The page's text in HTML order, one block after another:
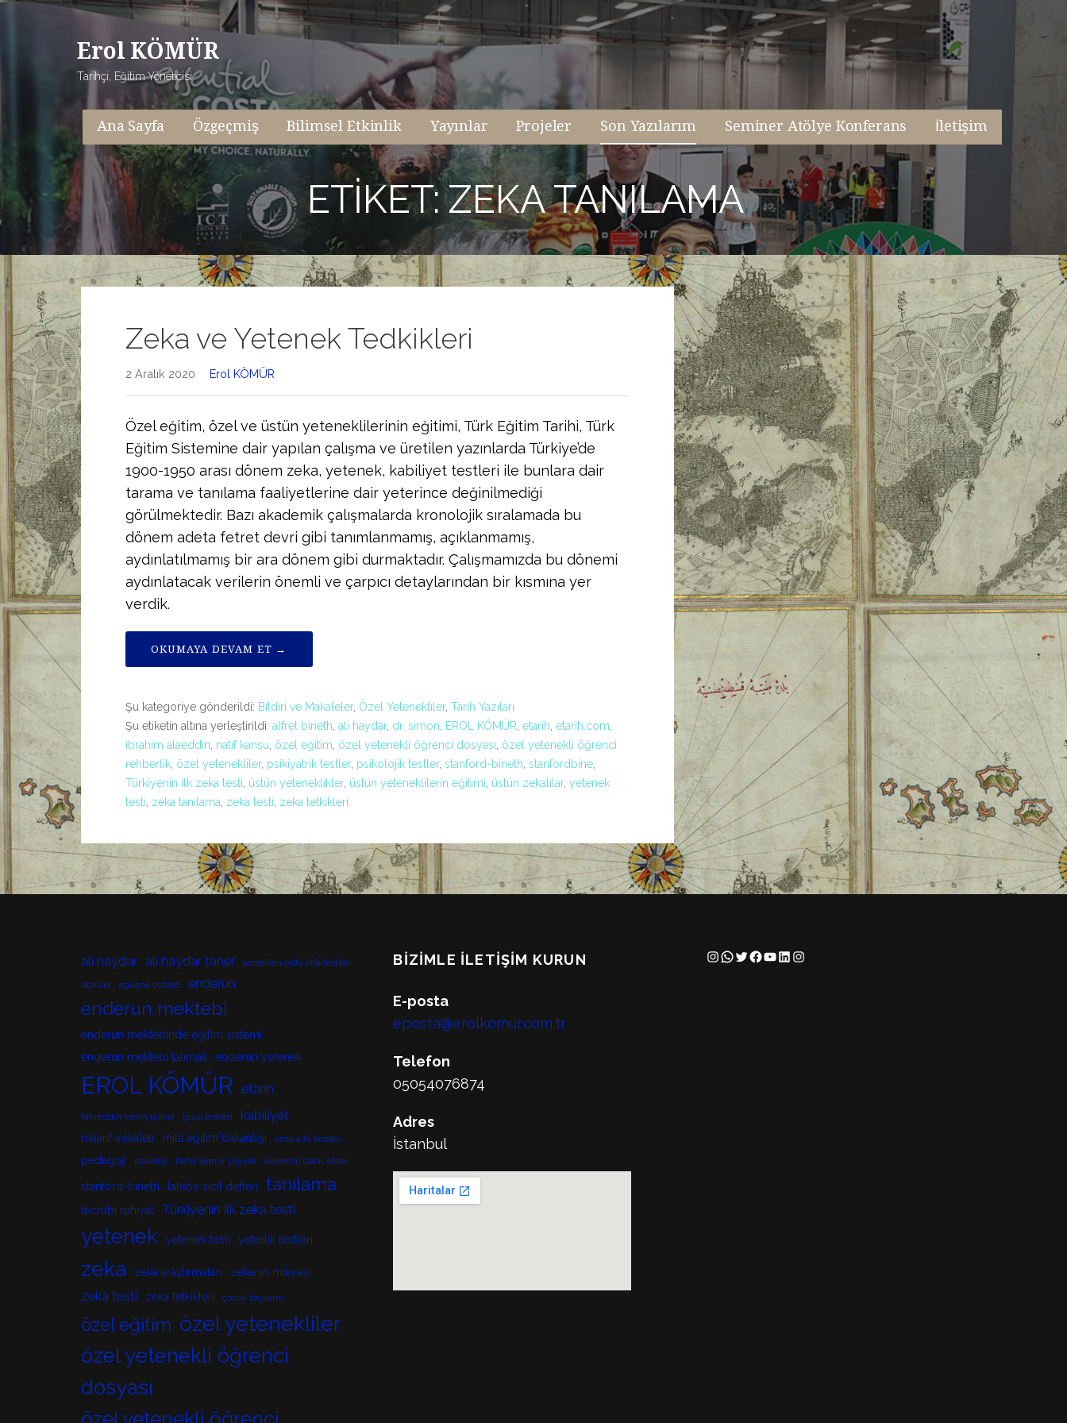
İçeriğe
Erol KÖMÜR
Tarihçi, Eğitim Yöneticisi
Ana Sayfa Özgeçmiş Bilimsel Etkinlik Yayınlar Projeler Son Yazılarım Seminer Atölye Konferans İletişim
ETIKET: ZEKA TANILAMA
Zeka ve Yetenek Tedkikleri
2 Aralık 2020 Erol KÖMÜR
Özel eğitim, özel ve üstün yeteneklilerinin eğitimi, Türk Eğitim Tarihi, Türk
Eğitim Sistemine dair yapılan çalışma ve üretilen yazınlarda Türkiye’de
1900-1950 arası dönem zeka, yetenek, kabiliyet testleri ile bunlara dair
tarama ve tanılama faaliyetlerine dair yeterince değinilmediği
görülmektedir. Bazı akademik çalışmalarda kronolojik sıralamada bu
dönem adeta fetret devri gibi tanımlanmamış, açıklanmamış,
aydınlatılmamış bir ara dönem gibi durmaktadır. Çalışmamızda bu dönemi
aydınlatacak verilerin önemli ve çarpıcı detaylarından bir kısmına yer
verdik.
OKUMAYA DEVAM ET →
Şu kategoriye gönderildi: Bildiri ve Makaleler, Özel Yetenekliler, Tarih Yazıları
Şu etiketin altına yerleştirildi: alfret bineth, ali haydar, dr. simon, EROL KÖMÜR, etarih, etarih.com,
ibrahim alaeddin, natif kansu, özel eğitim, özel yetenekli öğrenci dosyası, özel yetenekli öğrenci
rehberlik, özel yetenekliler, psikiyatrik testler, psikolojik testler, stanford-bineth, stanfordbine,
Türkiyenin ilk zeka testi, üstün yeteneklikler, üstün yeteneklilerin eğitimi, üstün zekalılar, yetenek
testi, zeka tanılama, zeka testi, zeka tetkikleri
ali haydar ali haydar taner amerikan ordu alfa testleri
Atatürk eguene pittard enderun
enderun mektebi
enderun mektebinde eğitim sistemi
enderun mektebi talimatı
enderun yetenek
EROL KÖMÜR etarih
fahreddin kerim gökay grup testleri kabiliyet
maarif vekaleti milli eğitim bakanlığı ordu alfa testleri
pedagoji psikoloji Refia Şemin Uğurel Sadrettin Celal Antel
stanford-bineth talebe sicil defteri tanılama
tecrübi ruhiyat Türkiyenin ilk zeka testi
yetenek yetenek testi yeterlik testleri
zeka zeka araştırmaları zekanın mikyası
zeka testi zeka tetkikleri çocuk bayramı
özel eğitim özel yetenekliler
özel yetenekli öğrenci
dosyası
BIZIMLE İLETIŞIM KURUN
E-posta
eposta@erolkomur.com.tr
Telefon
05054076874
Adres
İstanbul
Instagram
WhatsApp
Twitter
Facebook
YouTube
LinkedIn
Instagram